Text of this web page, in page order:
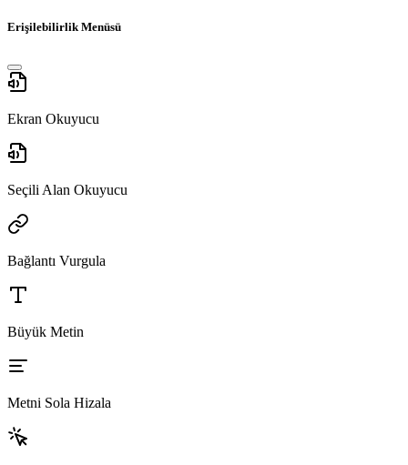
Erişilebilirlik Menüsü
Ekran Okuyucu
Seçili Alan Okuyucu
Bağlantı Vurgula
Büyük Metin
Metni Sola Hizala